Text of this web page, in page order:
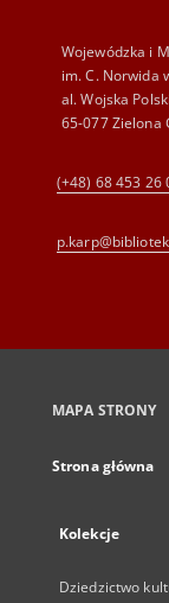
Wojewódzka i
im. C. Norwida
al. Wojska
65-077 Zielona
(+48) 68 453 26
MAPA STRONY
Strona główna
Kolekcje
Dziedzictwo